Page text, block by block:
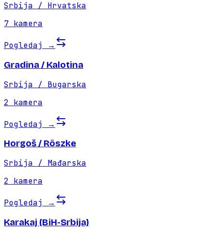
Srbija / Hrvatska
7 kamera
Pogledaj →
Gradina / Kalotina
Srbija / Bugarska
2
kamera
Pogledaj →
Horgoš / Röszke
Srbija / Mađarska
2
kamera
Pogledaj →
Karakaj (BiH-Srbija)